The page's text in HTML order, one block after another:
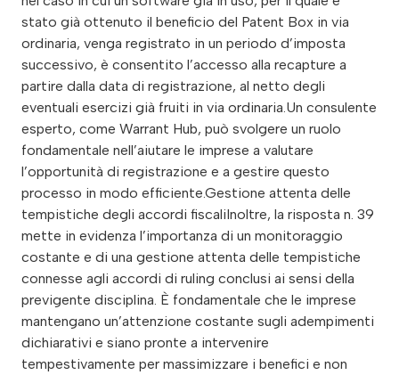
stato già ottenuto il beneficio del Patent Box in via
ordinaria, venga registrato in un periodo d’imposta
successivo, è consentito l’accesso alla recapture a
partire dalla data di registrazione, al netto degli
eventuali esercizi già fruiti in via ordinaria.Un consulente
esperto, come Warrant Hub, può svolgere un ruolo
fondamentale nell’aiutare le imprese a valutare
l’opportunità di registrazione e a gestire questo
processo in modo efficiente.Gestione attenta delle
tempistiche degli accordi fiscaliInoltre, la risposta n. 39
mette in evidenza l’importanza di un monitoraggio
costante e di una gestione attenta delle tempistiche
connesse agli accordi di ruling conclusi ai sensi della
previgente disciplina. È fondamentale che le imprese
mantengano un’attenzione costante sugli adempimenti
dichiarativi e siano pronte a intervenire
tempestivamente per massimizzare i benefici e non